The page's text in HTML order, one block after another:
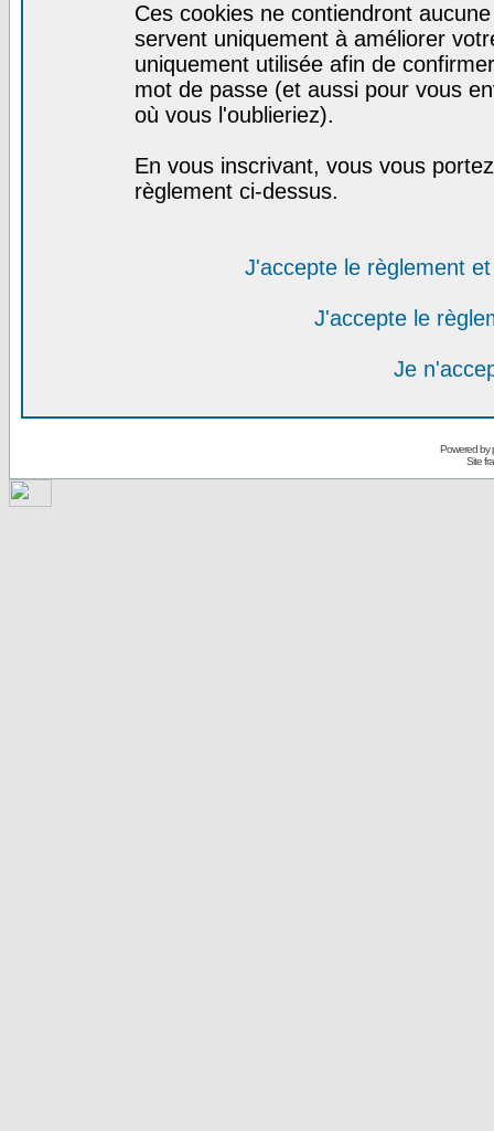
Ces cookies ne contiendront
servent uniquement à améliorer
uniquement utilisée afin de
mot de passe (et aussi pour vous
où vous l'oublieriez).
En vous inscrivant, vous vous
règlement ci-dessus.
J'accepte le règlement
J'accepte le
Je
Powered by
Site